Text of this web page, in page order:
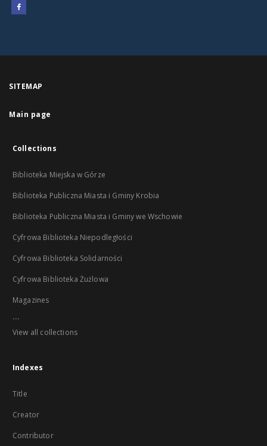
SITEMAP
Main page
Collections
Biblioteka Miejska w Górze
Biblioteka Publiczna Miasta i Gminy Krobia
Biblioteka Publiczna Miasta i Gminy we Wschowie
Cyfrowa Biblioteka Niepodległości
Cyfrowa Biblioteka Solidarności
Cyfrowa Biblioteka Żużlowa
Magazines
...
View all collections
Indexes
Title
Creator
Contributor